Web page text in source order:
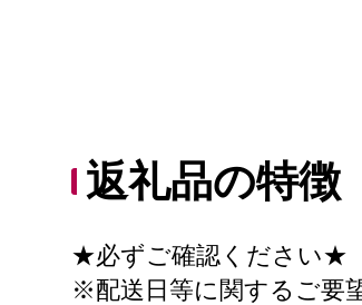
返礼品の特徴
★必ずご確認ください★
※配送日等に関するご要